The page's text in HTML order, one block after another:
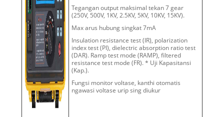
Tegangan output maksimal tekan 7 gear
(250V, 500V, 1KV, 2.5KV, 5KV, 10KV, 15KV).
Max arus hubung singkat 7mA
Insulation resistance test (IR), polarization
index test (PI), dielectric absorption ratio test
(DAR). Ramp test mode (RAMP), filtered
resistance test mode (FR). * Uji Kapasitansi
(Kap.).
Fungsi monitor voltase, kanthi otomatis
ngawasi voltase urip sing diukur